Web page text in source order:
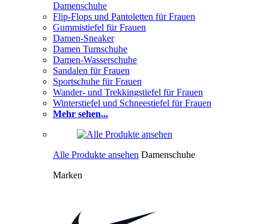
Damenschuhe
Flip-Flops und Pantoletten für Frauen
Gummistiefel für Frauen
Damen-Sneaker
Damen Turnschuhe
Damen-Wasserschuhe
Sandalen für Frauen
Sportschuhe für Frauen
Wander- und Trekkingstiefel für Frauen
Winterstiefel und Schneestiefel für Frauen
Mehr sehen...
Alle Produkte ansehen Damenschuhe
Marken